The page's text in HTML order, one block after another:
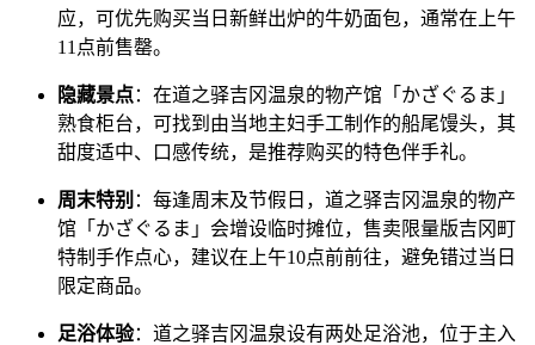
应，可优先购买当日新鲜出炉的牛奶面包，通常在上午
11点前售罄。
隐藏景点：在道之驿吉冈温泉的物产馆「かざぐるま」
熟食柜台，可找到由当地主妇手工制作的船尾馒头，其
甜度适中、口感传统，是推荐购买的特色伴手礼。
周末特别 ：每逢周末及节假日，道之驿吉冈温泉的物产
馆「かざぐるま」会增设临时摊位，售卖限量版吉冈町
特制手作点心，建议在上午10点前前往，避免错过当日
限定商品。
足浴体验：道之驿吉冈温泉设有两处足浴池，位于主入